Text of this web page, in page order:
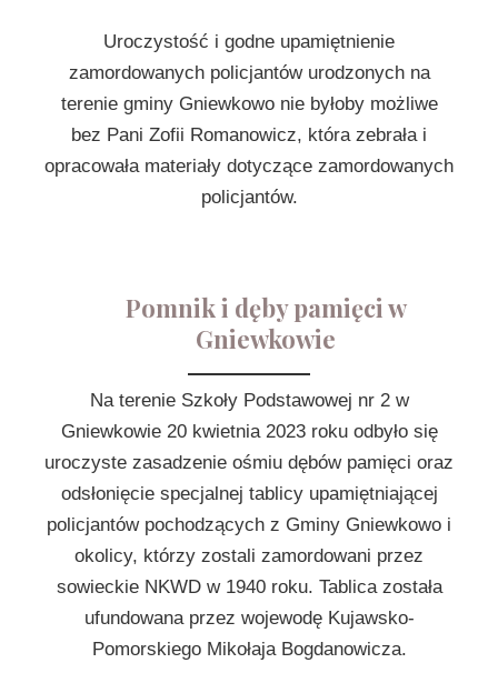
Uroczystość i godne upamiętnienie
zamordowanych policjantów urodzonych na
terenie gminy Gniewkowo nie byłoby możliwe
bez Pani Zofii Romanowicz, która zebrała i
opracowała materiały dotyczące zamordowanych
policjantów.
Pomnik i dęby pamięci w
Gniewkowie
Na terenie Szkoły Podstawowej nr 2 w
Gniewkowie 20 kwietnia 2023 roku odbyło się
uroczyste zasadzenie ośmiu dębów pamięci oraz
odsłonięcie specjalnej tablicy upamiętniającej
policjantów pochodzących z Gminy Gniewkowo i
okolicy, którzy zostali zamordowani przez
sowieckie NKWD w 1940 roku. Tablica została
ufundowana przez wojewodę Kujawsko-
Pomorskiego Mikołaja Bogdanowicza.